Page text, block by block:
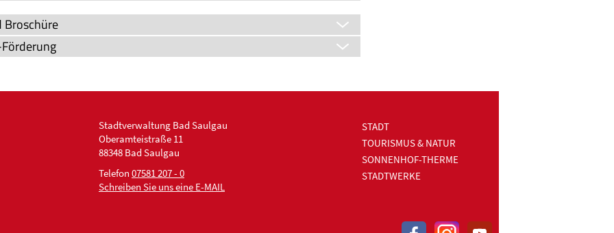
Broschüre
Stadtverwaltung Bad Saulgau
Oberamteistraße 11
88348 Bad Saulgau
Telefon 07581 207 - 0
Schreiben Sie uns eine E-MAIL
STADT
TOURISMUS & NATUR
SONNENHOF-THERME
STADTWERKE